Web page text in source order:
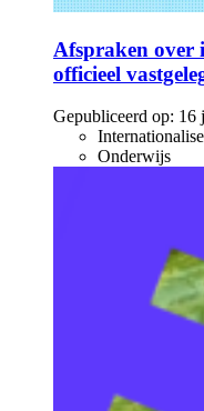
Afspraken over
officieel
Gepubliceerd op: 16
Onderwijs